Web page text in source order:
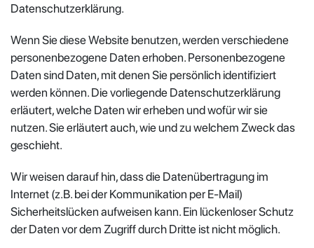
Datenschutzerklärung.
Wenn Sie diese Website benutzen, werden verschiedene
personenbezogene Daten erhoben. Personenbezogene
Daten sind Daten, mit denen Sie persönlich identifiziert
werden können. Die vorliegende Datenschutzerklärung
erläutert, welche Daten wir erheben und wofür wir sie
nutzen. Sie erläutert auch, wie und zu welchem Zweck das
geschieht.
Wir weisen darauf hin, dass die Datenübertragung im
Internet (z.B. bei der Kommunikation per E-Mail)
Sicherheitslücken aufweisen kann. Ein lückenloser Schutz
der Daten vor dem Zugriff durch Dritte ist nicht möglich.